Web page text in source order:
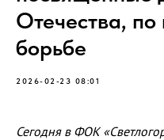
Отечества,
борьбе
2026-02-23 08:01
Сегодня в ФОК